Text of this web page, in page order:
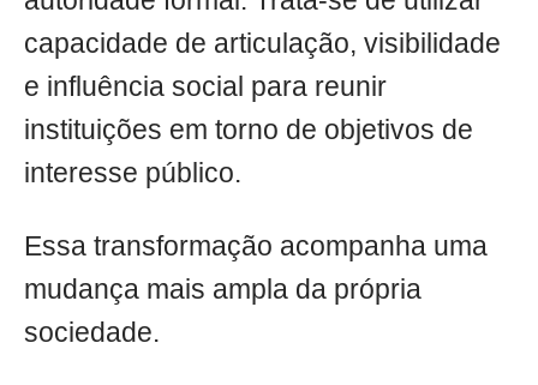
capacidade de articulação, visibilidade
e influência social para reunir
instituições em torno de objetivos de
interesse público.
Essa transformação acompanha uma
mudança mais ampla da própria
sociedade.